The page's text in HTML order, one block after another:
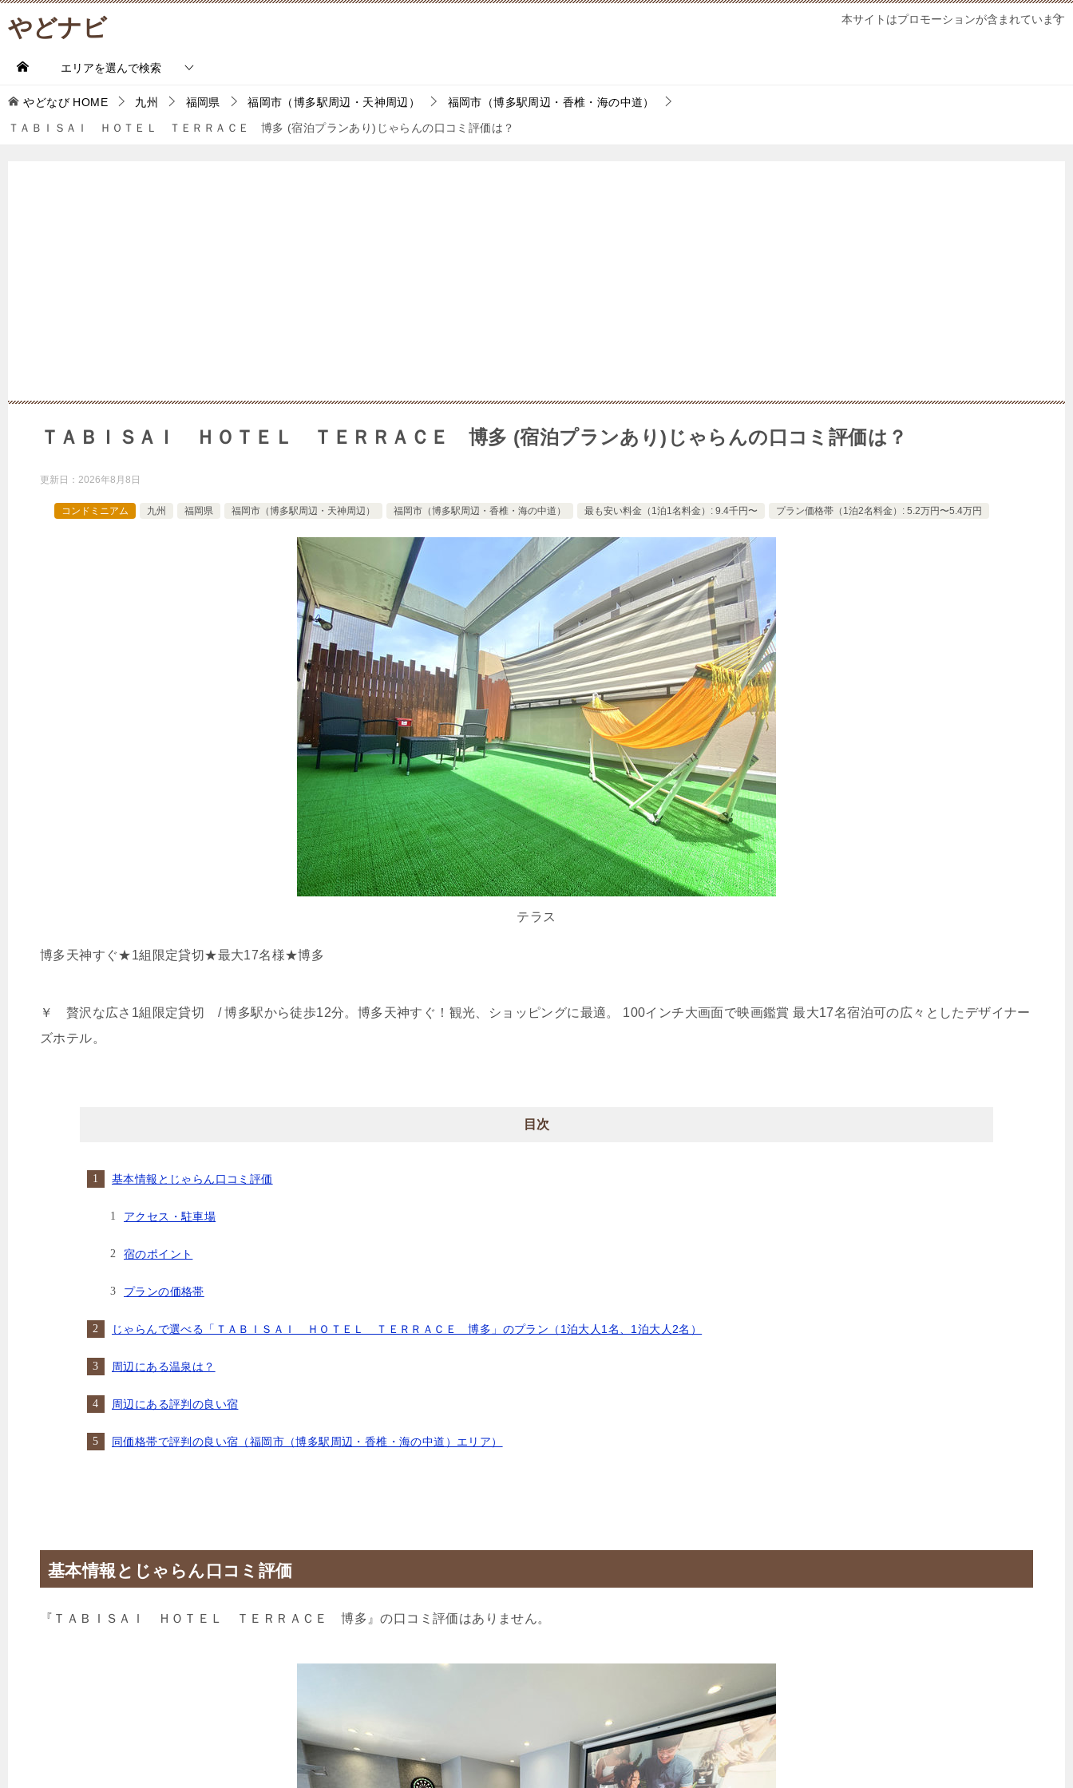
やどナビ 本サイトはプロモーションが含まれています
エリアを選んで検索
やどなび HOME 九州 福岡県 福岡市（博多駅周辺・天神周辺）
福岡市（博多駅周辺・香椎・海の中道）
ＴＡＢＩＳＡＩ ＨＯＴＥＬ ＴＥＲＲＡＣＥ 博多 (宿泊プランあり)じゃらんの口コミ評価は？
ＴＡＢＩＳＡＩ ＨＯＴＥＬ ＴＥＲＲＡＣＥ 博多 (宿泊プランあり)じゃらんの口コミ評価は？
更新日： 2026年8月8日
コンドミニアム 九州 福岡県 福岡市（博多駅周辺・天神周辺） 福岡市（博多駅周辺・香椎・海の中道） 最も安い料金（1泊1名料金）: 9.4千円〜 プラン価格帯（1泊2名料金）: 5.2万円〜5.4万円
テラス
博多天神すぐ★1組限定貸切★最大17名様★博多
￥ 贅沢な広さ1組限定貸切 / 博多駅から徒歩12分。博多天神すぐ！観光、ショッピングに最適。 100インチ大画面で映画鑑賞 最大17名宿泊可の広々としたデザイナー
ズホテル。
目次
基本情報とじゃらん口コミ評価
アクセス・駐車場
宿のポイント
プランの価格帯
じゃらんで選べる「ＴＡＢＩＳＡＩ ＨＯＴＥＬ ＴＥＲＲＡＣＥ 博多」のプラン（1泊大人1名、1泊大人2名）
周辺にある温泉は？
周辺にある評判の良い宿
同価格帯で評判の良い宿（福岡市（博多駅周辺・香椎・海の中道）エリア）
基本情報とじゃらん口コミ評価
『ＴＡＢＩＳＡＩ ＨＯＴＥＬ ＴＥＲＲＡＣＥ 博多』の口コミ評価はありません。